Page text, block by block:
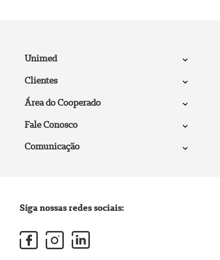
Unimed
Clientes
Área do Cooperado
Fale Conosco
Comunicação
Siga nossas redes sociais: